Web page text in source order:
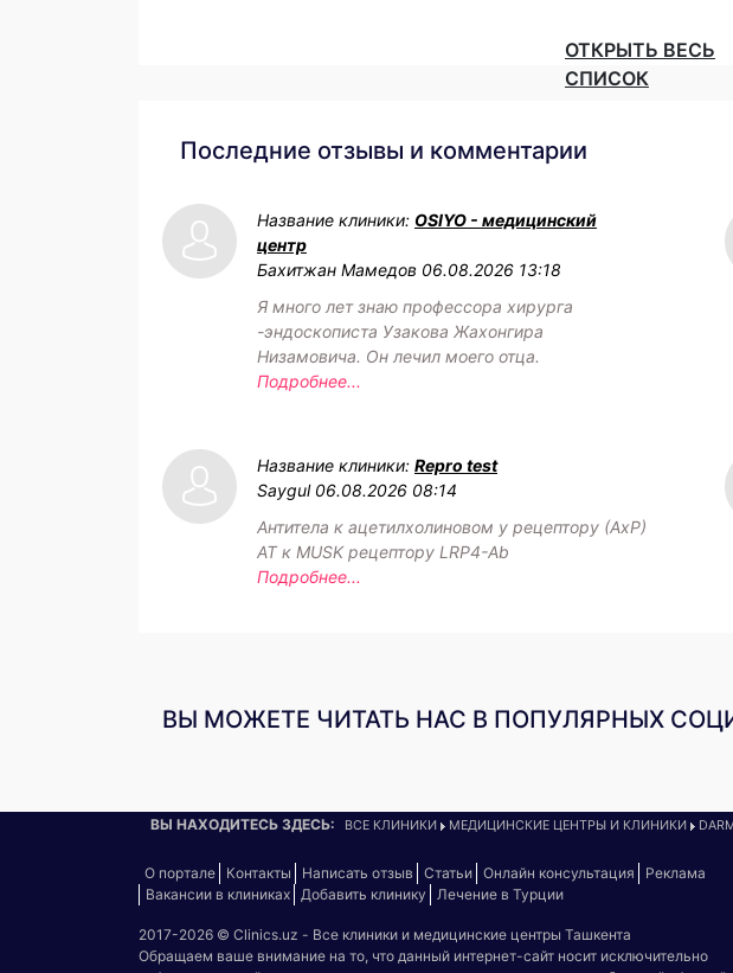
ОТКРЫТЬ ВЕСЬ
СПИСОК
Последние отзывы и комментарии
Название клиники: OSIYO - медицинский
центр
Бахитжан Мамедов 06.08.2026 13:18
Я много лет знаю профессора хирурга
-эндоскописта Узакова Жахонгира
Низамовича. Он лечил моего отца.
Подробнее...
Название клиники: Repro test
Saygul 06.08.2026 08:14
Антитела к ацетилхолиновом у рецептору (АхР)
АТ к MUSK рецептору LRP4-Ab
Подробнее...
ВЫ МОЖЕТЕ ЧИТАТЬ НАС В ПОПУЛЯРНЫХ
ВЫ НАХОДИТЕСЬ ЗДЕСЬ: ВСЕ КЛИНИКИ МЕДИЦИНСКИЕ ЦЕНТРЫ И КЛИНИКИ
О портале Контакты Написать отзыв Статьи Онлайн консультация
Реклама
Вакансии в клиниках Добавить клинику Лечение в Турции
2017-2026 © Clinics.uz - Все клиники и медицинские центры Ташкента
Обращаем ваше внимание на то, что данный интернет-сайт носит исключительно